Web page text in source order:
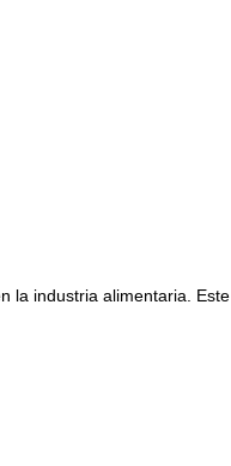
la industria alimentaria. Este